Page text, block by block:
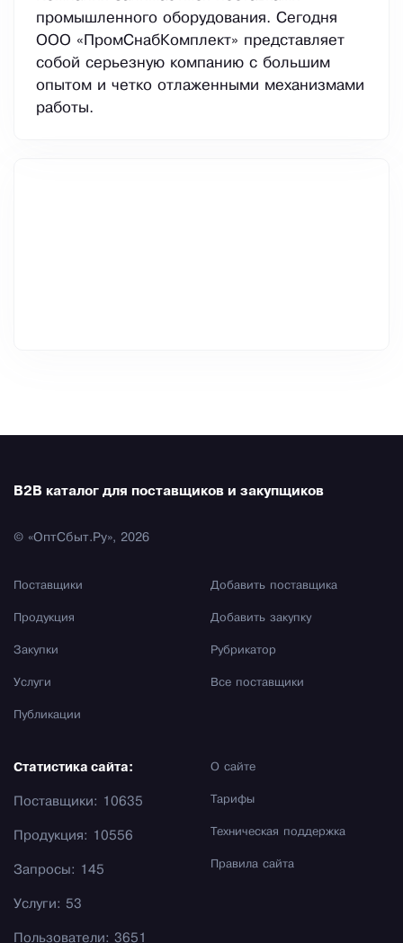
промышленного оборудования. Сегодня
ООО «ПромСнабКомплект» представляет
собой серьезную компанию с большим
опытом и четко отлаженными механизмами
работы.
B2B каталог для поставщиков и закупщиков
© «ОптСбыт.Ру», 2026
Поставщики
Продукция
Закупки
Услуги
Публикации
Добавить поставщика
Добавить закупку
Рубрикатор
Все поставщики
О сайте
Тарифы
Техническая поддержка
Правила сайта
Статистика сайта:
Поставщики: 10635
Продукция: 10556
Запросы: 145
Услуги: 53
Пользователи: 3651